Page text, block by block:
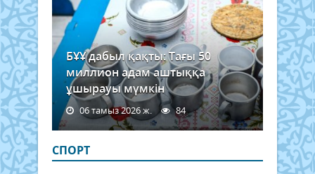
БҰҰ дабыл қақты: Тағы 50
миллион адам аштыққа
ұшырауы мүмкін
06 тамыз 2026 ж. 84
СПОРТ